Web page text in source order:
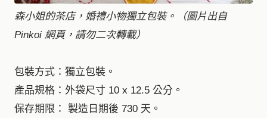
森小姐的茶店，婚禮小物獨立包裝。（圖片出自
Pinkoi 網頁，請勿二次轉載）
包裝方式：獨立包裝。
產品規格：外袋尺寸 10 x 12.5 公分。
保存期限： 製造日期後 730 天。